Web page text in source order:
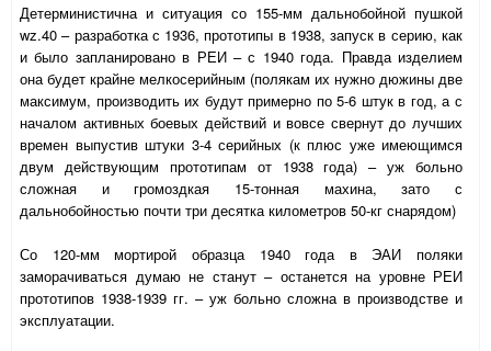
Детерминистична и ситуация со 155-мм дальнобойной пушкой
wz.40 – разработка с 1936, прототипы в 1938, запуск в серию, как
и было запланировано в РЕИ – с 1940 года. Правда изделием
она будет крайне мелкосерийным (полякам их нужно дюжины две
максимум, производить их будут примерно по 5-6 штук в год, а с
началом активных боевых действий и вовсе свернут до лучших
времен выпустив штуки 3-4 серийных (к плюс уже имеющимся
двум действующим прототипам от 1938 года) – уж больно
сложная и громоздкая 15-тонная махина, зато с
дальнобойностью почти три десятка километров 50-кг снарядом)
Со 120-мм мортирой образца 1940 года в ЭАИ поляки
заморачиваться думаю не станут – останется на уровне РЕИ
прототипов 1938-1939 гг. – уж больно сложна в производстве и
эксплуатации.